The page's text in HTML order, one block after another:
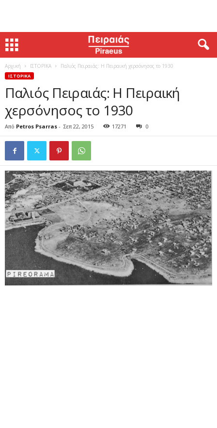
Αρχική ΙΣΤΟΡΙΚΑ Παλιός Πειραιάς: Η Πειραική χερσόνησος το 1930
ΙΣΤΟΡΙΚΑ
Παλιός Πειραιάς: Η Πειραική
χερσόνησος το 1930
Από Petros Psarras - Σεπ 22, 2015 17271 0